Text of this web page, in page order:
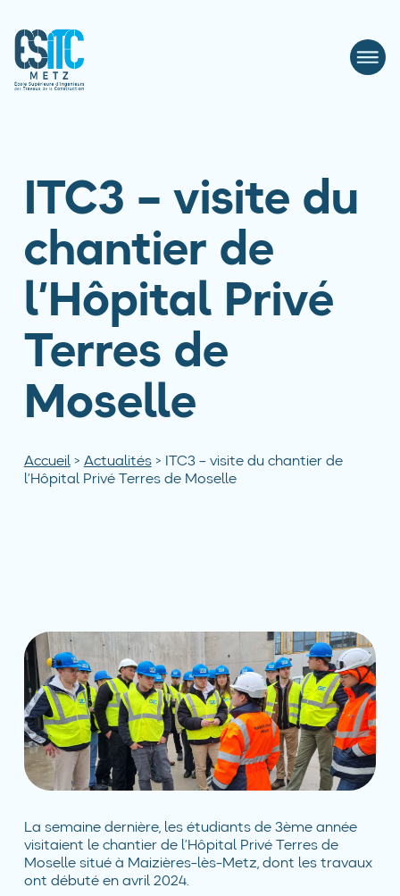
ITC3 – visite du
chantier de
l’Hôpital Privé
Terres de
Moselle
Accueil> Actualités>
ITC3 – visite du chantier de
l’Hôpital Privé Terres de Moselle
La semaine dernière, les étudiants de 3ème année
visitaient le chantier de l’Hôpital Privé Terres de
Moselle situé à Maizières-lès-Metz, dont les travaux
ont débuté en avril 2024.